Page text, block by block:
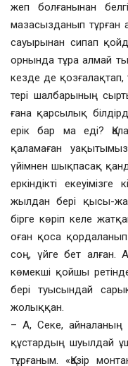
жеп болғанынан
мазасызданып
сауырынан сипап
орнында тұра алмай
кезде де қозғалақтап,
тері шалбарының
ғана қарсылық
ерік бар ма еді?
қаламаған
үйімнен шықпасақ
еркіндікті
жылдан бері қысы-
бірге көріп келе
оған қоса қордаланып
соң, үйге бет алған.
көмекші қойшы
бері туысындай
жолыққан.
– А, Секе, айналаның
құстардың шуылдай
тұрғаным. «Қазір